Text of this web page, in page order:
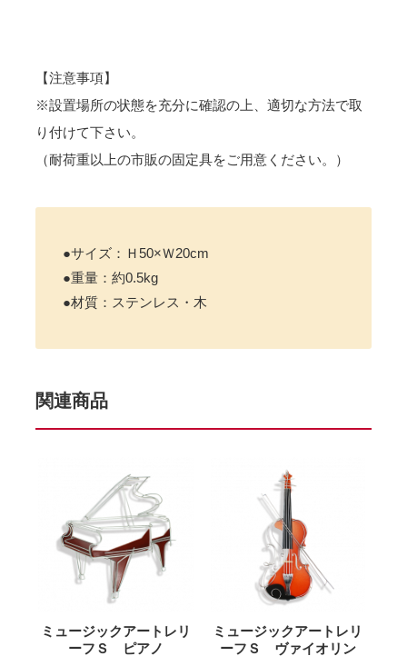
【注意事項】
※設置場所の状態を充分に確認の上、適切な方法で取
り付けて下さい。
（耐荷重以上の市販の固定具をご用意ください。）
●サイズ：Ｈ50×Ｗ20cm
●重量：約0.5kg
●材質：ステンレス・木
関連商品
ミュージックアートレリ
ーフＳ ピアノ
ミュージックアートレリ
ーフＳ ヴァイオリン